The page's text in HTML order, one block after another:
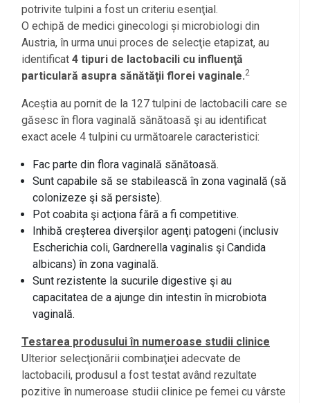
potrivite tulpini a fost un criteriu esenţial.
O echipă de medici ginecologi și microbiologi din
Austria, în urma unui proces de selecţie etapizat, au
identificat 4 tipuri de lactobacili cu influenţă
particulară asupra sănătăţii florei vaginale.2
Aceştia au pornit de la 127 tulpini de lactobacili care se
găsesc în flora vaginală sănătoasă şi au identificat
exact acele 4 tulpini cu următoarele caracteristici:
Fac parte din flora vaginală sănătoasă.
Sunt capabile să se stabilească în zona vaginală (să
colonizeze şi să persiste).
Pot coabita şi acţiona fără a fi competitive.
Inhibă creșterea diverşilor agenţi patogeni (inclusiv
Escherichia coli, Gardnerella vaginalis şi Candida
albicans) în zona vaginală.
Sunt rezistente la sucurile digestive şi au
capacitatea de a ajunge din intestin în microbiota
vaginală.
Testarea produsului în numeroase studii clinice
Ulterior selecţionării combinaţiei adecvate de
lactobacili, produsul a fost testat având rezultate
pozitive în numeroase studii clinice pe femei cu vârste